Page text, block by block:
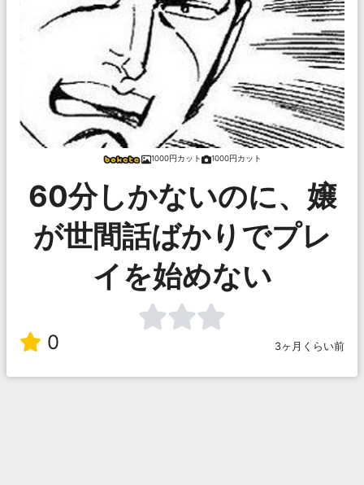
1000円カット 1000円カット
60分しかないのに、嬢
が世間話ばかりでプレ
イを始めない
0 3ヶ月くらい前